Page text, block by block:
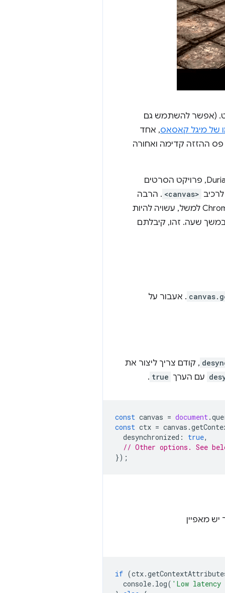
עט. (אפשר להשתמש גם
של מיגל קאסאס, אחד
ההזזה קדימה ואחורה
של Durian, פרויקט הסרטים
<canvas> . הרבה
מכשירים יכולים לעשות זאת בלי קריעה, אבל במכשירים עם רינדור של מאגר קדמי, כמו ChromeOS למשל, עשויה להיות
שעה. זהו, קיבלתם
. אעבור על
, קודם צריך ליצור את
עם הערך true
.
const canvas = document.
const ctx = canvas .
desynchronized : true,
// Other options. See
});
מאפיין
if (ctx.
console. log( 'Low latency